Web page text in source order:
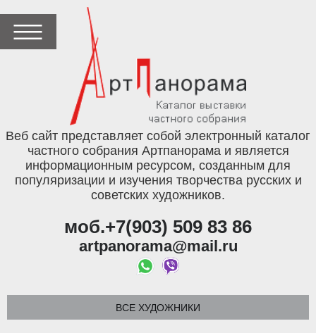
Веб сайт представляет собой электронный каталог
частного собрания Артпанорама и является
информационным ресурсом, созданным для
популяризации и изучения творчества русских и
советских художников.
моб.+7(903) 509 83 86
artpanorama@mail.ru
ВСЕ ХУДОЖНИКИ